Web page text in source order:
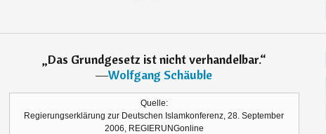
„Das Grundgesetz ist nicht verhandelbar.“
―Wolfgang Schäuble
Quelle:
Regierungserklärung zur Deutschen Islamkonferenz, 28. September
2006, REGIERUNGonline